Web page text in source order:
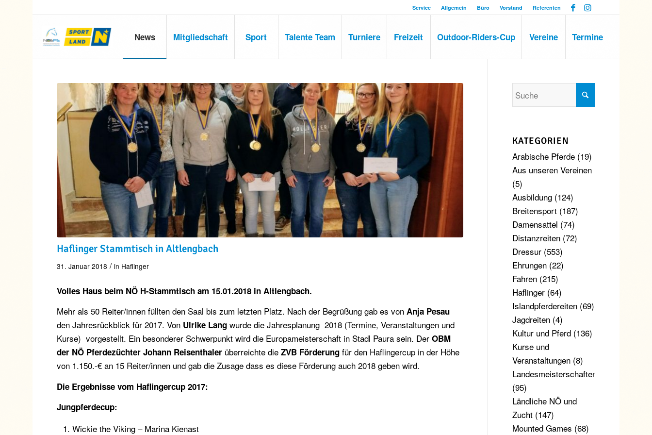
Service Allgemein Büro Vorstand Referenten
News Mitgliedschaft Sport Talente Team Turniere Freizeit Outdoor-Riders-Cup Vereine Termine
Haflinger Stammtisch in Altlengbach
31. Januar 2018 / in Haflinger
Volles Haus beim NÖ H-Stammtisch am 15.01.2018 in Altlengbach.
Mehr als 50 Reiter/innen füllten den Saal bis zum letzten Platz. Nach der Begrüßung gab es vonAnja Pesau
den Jahresrückblick für 2017. Von Ulrike Lang wurde die Jahresplanung 2018 (Termine, Veranstaltungen und
Kurse) vorgestellt. Ein besonderer Schwerpunkt wird die Europameisterschaft in Stadl Paura sein. DerOBM
der NÖ Pferdezüchter Johann Reisenthaler überreichte dieZVB Förderung für den Haflingercup in der Höhe
von 1.150.-€ an 15 Reiter/innen und gab die Zusage dass es diese Förderung auch 2018 geben wird.
Die Ergebnisse vom Haflingercup 2017:
Jungpferdecup:
Wickie the Viking – Marina Kienast
KATEGORIEN
Arabische Pferde(19)
Aus unseren Vereinen
(5)
Ausbildung(124)
Breitensport(187)
Damensattel (74)
Distanzreiten(72)
Dressur(553)
Ehrungen(22)
Fahren(215)
Haflinger(64)
Islandpferdereiten(69)
Jagdreiten(4)
Kultur und Pferd(136)
Kurse und
Veranstaltungen(8)
Landesmeisterschaften
(95)
Ländliche NÖ und
Zucht(147)
Mounted Games (68)